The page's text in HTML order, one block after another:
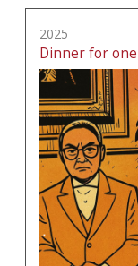
2025
Dinner for